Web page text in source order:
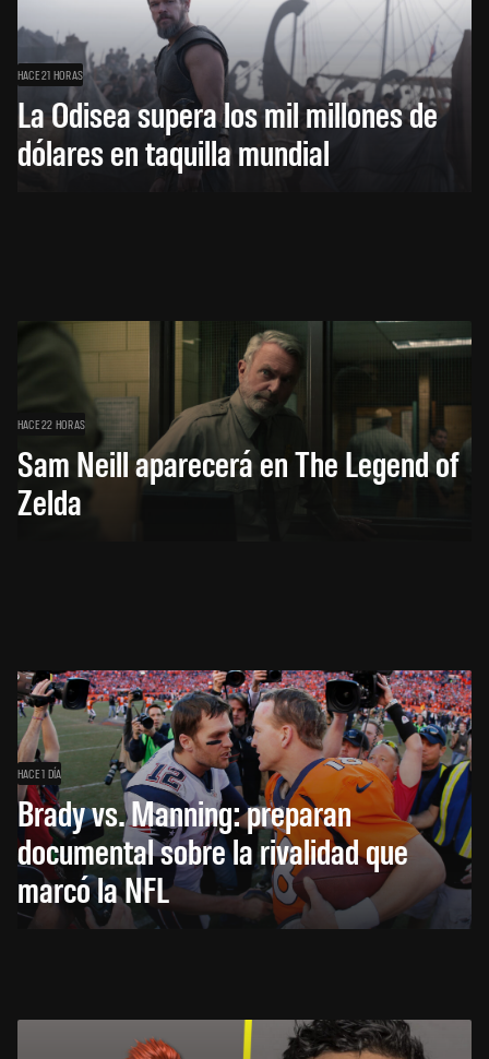
HACE 21 HORAS
La Odisea supera los mil millones de
dólares en taquilla mundial
HACE 22 HORAS
Sam Neill aparecerá en The Legend of
Zelda
HACE 1 DÍA
Brady vs. Manning: preparan
documental sobre la rivalidad que
marcó la NFL